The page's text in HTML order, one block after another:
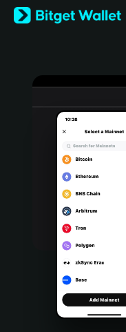
English
日本語
Türkçe
Português (Portugal)
Bahasa Indonesia
Português (Brasil)
Español (Argentina)